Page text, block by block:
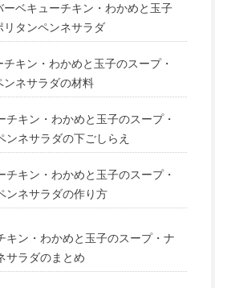
ベキューチキン・わかめと玉子
リタンペンネサラダ
キン・わかめと玉子のスープ・
ンネサラダの材料
チキン・わかめと玉子のスープ・
ンネサラダの下ごしらえ
チキン・わかめと玉子のスープ・
ンネサラダの作り方
キン・わかめと玉子のスープ・ナ
サラダのまとめ